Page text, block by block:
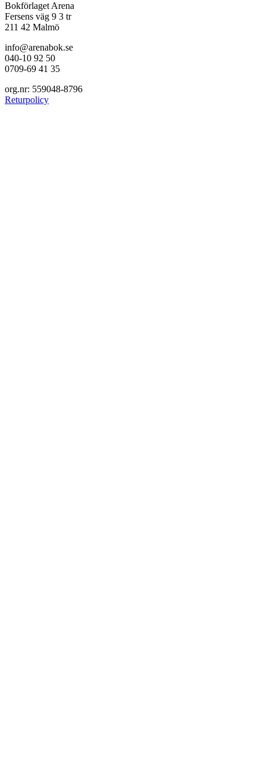
Bokförlaget Arena
Fersens väg 9 3 tr
211 42 Malmö
info@arenabok.se
040-10 92 50
0709-69 41 35
org.nr: 559048-8796
Returpolicy